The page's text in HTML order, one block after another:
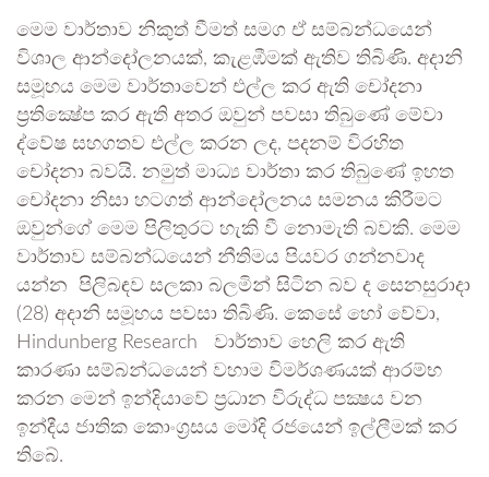
මෙම වාර්තාව නිකුත් වීමත් සමග ඒ සම්බන්ධයෙන්
විශාල ආන්දෝලනයක්, කැළඹීමක් ඇතිව තිබිණි. අදානි
සමූහය මෙම වාර්තාවෙන් එල්ල කර ඇති චෝදනා
ප්‍රතික්‍ෂේප කර ඇති අතර ඔවුන් පවසා තිබුණේ මේවා
ද්වේෂ සහගතව එල්ල කරන ලද, පදනම් විරහිත
චෝදනා බවයි. නමුත් මාධ්‍ය වාර්තා කර තිබුණේ ඉහත
චෝදනා නිසා හටගත් ආන්දෝලනය සමනය කිරීමට
ඔවුන්ගේ මෙම පිලිතුරට හැකි වී නොමැති බවකි. මෙම
වාර්තාව සම්බන්ධයෙන් නීතිමය පියවර ගන්නවාද
යන්න පිලිබඳව සලකා බලමින් සිටින බව ද සෙනසුරාදා
(28) අදානි සමූහය පවසා තිබිණි. කෙසේ හෝ වේවා,
Hindunberg Research වාර්තාව හෙලි කර ඇති
කාරණා සම්බන්ධයෙන් වහාම විමර්ශණයක් ආරම්භ
කරන මෙන් ඉන්දියාවේ ප්‍රධාන විරුද්ධ පක්‍ෂය වන
ඉන්දීය ජාතික කොංග්‍රසය මෝදි රජයෙන් ඉල්ලීමක් කර
තිබේ.